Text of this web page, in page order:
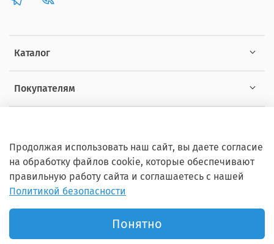
Каталог
Покупателям
Copyright © 2012 - 2026 ZOOSET Все права защищены.
Продолжая использовать наш сайт, вы даете согласие
на обработку файлов cookie, которые обеспечивают
правильную работу сайта и соглашаетесь с нашей
Политикой безопасности
Понятно